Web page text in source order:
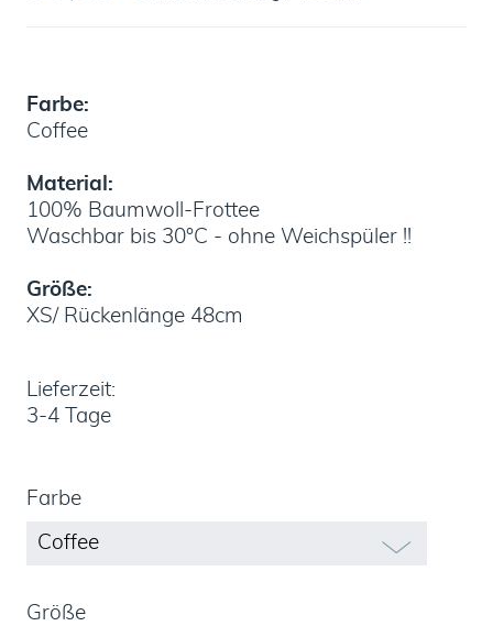
Farbe:
Coffee
Material:
100% Baumwoll-Frottee
Waschbar bis 30°C - ohne Weichspüler !!
Größe:
XS/ Rückenlänge 48cm
Lieferzeit:
3-4 Tage
Farbe
Größe